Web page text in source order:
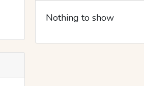
Nothing to show